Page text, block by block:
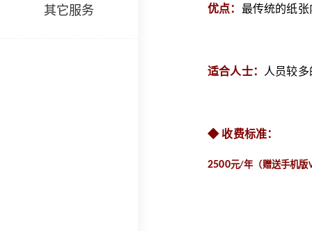
其它服务 优点： 最传统的纸
适合人士： 人员较
◆ 收费标准：
2500元/年（赠送手机版